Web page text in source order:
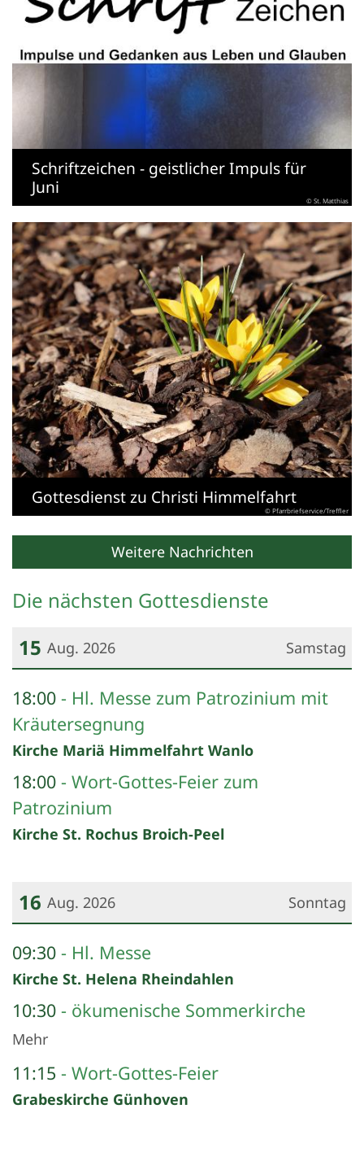
Schriftzeichen - geistlicher Impuls für
Juni
© St. Matthias
Gottesdienst zu Christi Himmelfahrt
© Pfarrbriefservice/Treffler
Weitere Nachrichten
Die nächsten Gottesdienste
Samstag
15 Aug. 2026
18:00
Hl. Messe zum Patrozinium mit
Kräutersegnung
Kirche Mariä Himmelfahrt Wanlo
18:00
Wort-Gottes-Feier zum
Patrozinium
Kirche St. Rochus Broich-Peel
Sonntag
16 Aug. 2026
09:30 Hl. Messe
Kirche St. Helena Rheindahlen
10:30 ökumenische Sommerkirche
Mehr
11:15 Wort-Gottes-Feier
Grabeskirche Günhoven